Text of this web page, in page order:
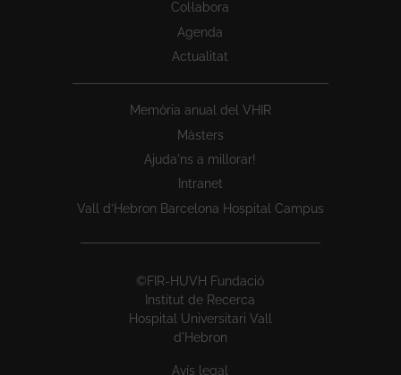
Col·labora
Agenda
Actualitat
Memòria anual del VHIR
Màsters
Ajuda'ns a millorar!
Intranet
Vall d’Hebron Barcelona Hospital Campus
©FIR-HUVH Fundació
Institut de Recerca
Hospital Universitari Vall
d'Hebron
Avís legal